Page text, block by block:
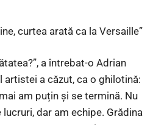
curtea arată ca la Versaille”
a întrebat-o Adrian
artistei a căzut, ca o ghilotină:
am puțin și se termină. Nu
dar am echipe. Grădina